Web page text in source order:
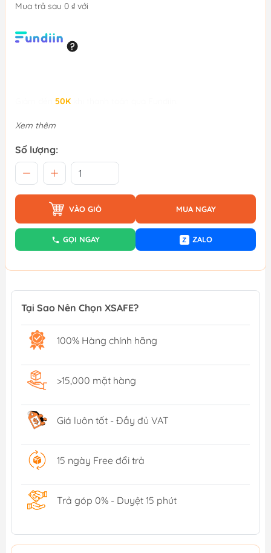
Mua trả sau 0 ₫ với
50K
Xem thêm
Số lượng:
VÀO GIỎ MUA NGAY
GỌI NGAY Z ZALO
Tại Sao Nên Chọn XSAFE?
100% Hàng chính hãng
>15,000 mặt hàng
Giá luôn tốt - Đầy đủ VAT
15 ngày Free đổi trả
Trả góp 0% - Duyệt 15 phút